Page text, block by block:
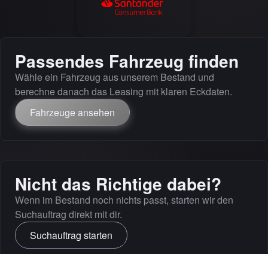
Passendes Fahrzeug finden
Wähle ein Fahrzeug aus unserem Bestand und
berechne danach das Leasing mit klaren Eckdaten.
Fahrzeuge ansehen
Nicht das Richtige dabei?
Wenn im Bestand noch nichts passt, starten wir den
Suchauftrag direkt mit dir.
Suchauftrag starten